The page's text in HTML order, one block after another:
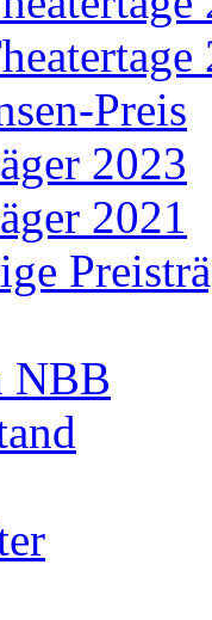
Preis
2023
2021
NBB